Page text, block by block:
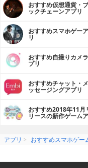
おすすめ仮想通貨・
ックチェーンアプリ
おすすめスマホゲー
リ
おすすめ自撮りカメ
プリ
おすすめチャット・メ
ッセージングアプリ
おすすめ2018年11月
リースの新作ゲーム
アプリ おすすめスマホゲー